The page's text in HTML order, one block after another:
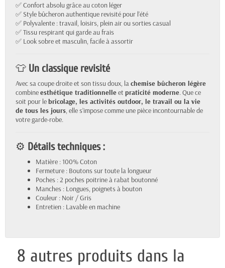
✅ Confort absolu grâce au coton léger
✅ Style bûcheron authentique revisité pour l’été
✅ Polyvalente : travail, loisirs, plein air ou sorties casual
✅ Tissu respirant qui garde au frais
✅ Look sobre et masculin, facile à assortir
👕 Un classique revisité
Avec sa coupe droite et son tissu doux, lachemise bûcheron légère
combineesthétique traditionnelleet praticité moderne. Que ce
soit pour lebricolage, les activités outdoor, le travail ou la vie
de tous les jours, elle s’impose comme une pièce incontournable de
votre garde-robe.
⚙️ Détails techniques :
Matière : 100% Coton
Fermeture : Boutons sur toute la longueur
Poches : 2 poches poitrine à rabat boutonné
Manches : Longues, poignets à bouton
Couleur : Noir / Gris
Entretien : Lavable en machine
8 autres produits dans la